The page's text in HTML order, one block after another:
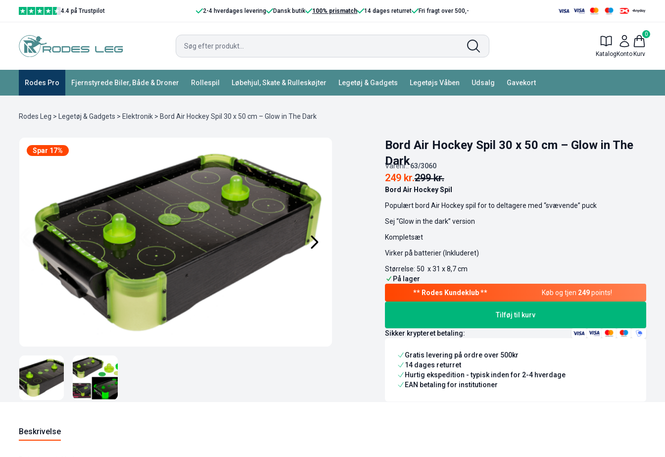
4.4 på Trustpilot 2-4 hverdages levering Dansk butik 100% prismatch 14 dages returret Fri fragt over 500,-
Katalog Konto
0
Kurv
Rodes Pro Fjernstyrede Biler, Både & Droner Rollespil Løbehjul, Skate & Rulleskøjter Legetøj & Gadgets Legetøjs Våben Udsalg Gavekort
Rodes Leg > Legetøj & Gadgets > Elektronik > Bord Air Hockey Spil 30 x 50 cm – Glow in The Dark
Spar 17%
Bord Air Hockey Spil 30 x 50 cm – Glow in The
Dark
Varenr.:63/3060
299kr.
249 kr.
Bord Air Hockey Spil
Populært bord Air Hockey spil for to deltagere med “svævende” puck
Sej “Glow in the dark” version
Kompletsæt
Virker på batterier (Inkluderet)
Størrelse: 50 x 31 x 8,7 cm
På lager
Køb og tjen 249points!
Tilføj til kurv
Sikker krypteret betaling:
Gratis levering på ordre over 500kr
14 dages returret
Hurtig ekspedition - typisk inden for 2-4 hverdage
EAN betaling for institutioner
Beskrivelse